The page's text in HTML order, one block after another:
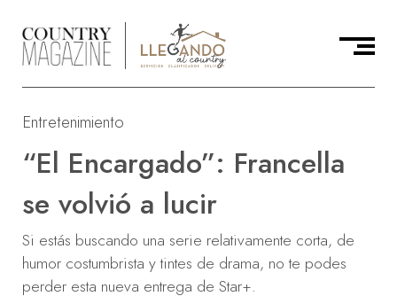
Entretenimiento
“El Encargado”: Francella
se volvió a lucir
Si estás buscando una serie relativamente corta, de
humor costumbrista y tintes de drama, no te podes
perder esta nueva entrega de Star+.